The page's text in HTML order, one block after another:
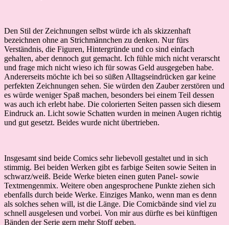
Den Stil der Zeichnungen selbst würde ich als skizzenhaft
bezeichnen ohne an Strichmännchen zu denken. Nur fürs
Verständnis, die Figuren, Hintergründe und co sind einfach
gehalten, aber dennoch gut gemacht. Ich fühle mich nicht verarscht
und frage mich nicht wieso ich für sowas Geld ausgegeben habe.
Andererseits möchte ich bei so süßen Alltagseindrücken gar keine
perfekten Zeichnungen sehen. Sie würden den Zauber zerstören und
es würde weniger Spaß machen, besonders bei einem Teil dessen
was auch ich erlebt habe. Die colorierten Seiten passen sich diesem
Eindruck an. Licht sowie Schatten wurden in meinen Augen richtig
und gut gesetzt. Beides wurde nicht übertrieben.
Insgesamt sind beide Comics sehr liebevoll gestaltet und in sich
stimmig. Bei beiden Werken gibt es farbige Seiten sowie Seiten in
schwarz/weiß. Beide Werke bieten einen guten Panel- sowie
Textmengenmix. Weitere oben angesprochene Punkte ziehen sich
ebenfalls durch beide Werke. Einziges Manko, wenn man es denn
als solches sehen will, ist die Länge. Die Comicbände sind viel zu
schnell ausgelesen und vorbei. Von mir aus dürfte es bei künftigen
Bänden der Serie gern mehr Stoff geben.